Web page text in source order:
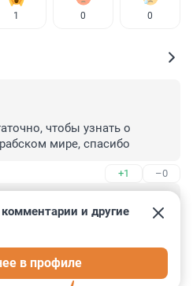
1 0 0
чтобы узнать о
мире, спасибо
+1 –0
почти полностью
попустительстве и
государств.
и другие
в профиле